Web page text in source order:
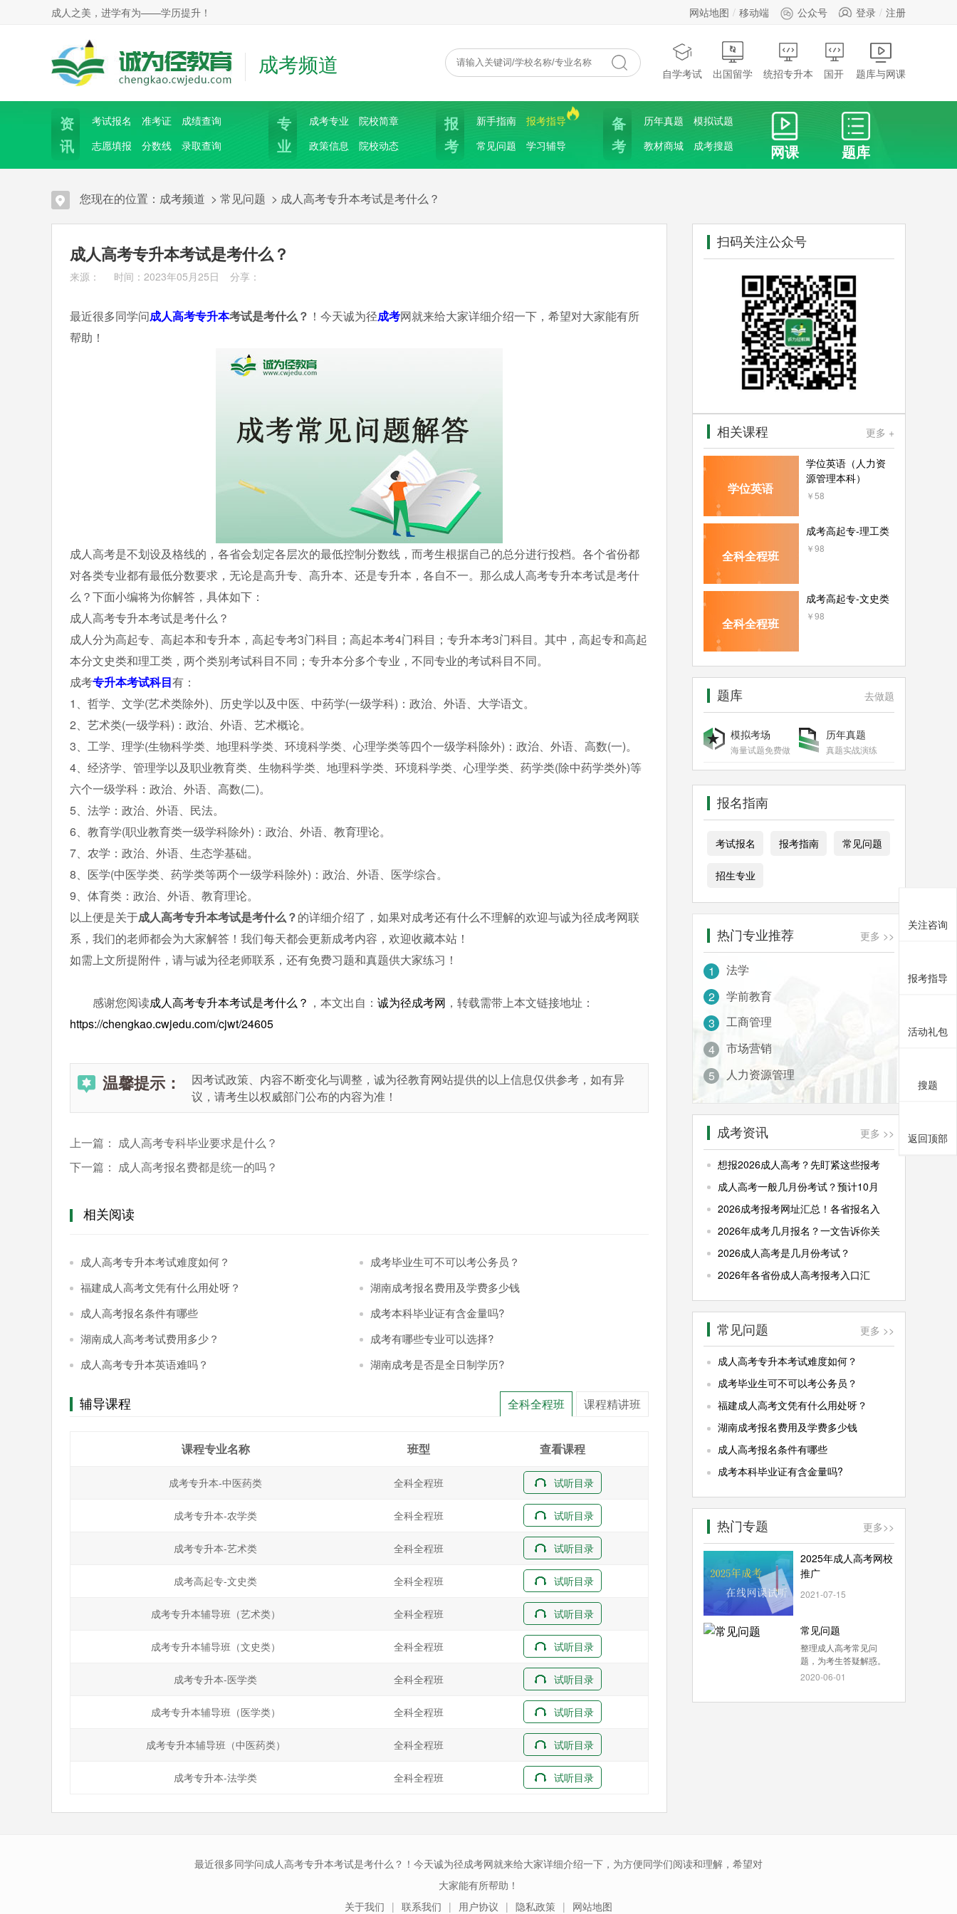
成人之美，进学有为——学历提升！ 网站地图 移动端 公众号 登录 注册
成考频道 自学考试 出国留学 统招专升本 国开 题库与网课
资
讯
考试报名 准考证
成绩查询
志愿填报
分数线 录取查询
专
业
成考专业
院校简章
政策信息
院校动态
报
考
新手指南
报考指导
常见问题
学习辅导
备
考
历年真题
模拟试题
教材商城
成考搜题 网课 题库
您现在的位置： 成考频道 > 常见问题 > 成人高考专升本考试是考什么？
成人高考专升本考试是考什么？
来源： 时间：2023年05月25日 分享：
最近很多同学问成人高考专升本考试是考什么？ ！今天诚为径成考网就来给大家详细介绍一下，希望对大家能有所
帮助！
成人高考是不划设及格线的，各省会划定各层次的最低控制分数线，而考生根据自己的总分进行投档。各个省份都
对各类专业都有最低分数要求，无论是高升专、高升本、还是专升本，各自不一。那么成人高考专升本考试是考什
么？下面小编将为你解答，具体如下：
成人高考专升本考试是考什么？
成人分为高起专、高起本和专升本，高起专考3门科目；高起本考4门科目；专升本考3门科目。其中，高起专和高起
本分文史类和理工类，两个类别考试科目不同；专升本分多个专业，不同专业的考试科目不同。
成考专升本考试科目有：
1、哲学、文学(艺术类除外)、历史学以及中医、中药学(一级学科)：政治、外语、大学语文。
2、艺术类(一级学科)：政治、外语、艺术概论。
3、工学、理学(生物科学类、地理科学类、环境科学类、心理学类等四个一级学科除外)：政治、外语、高数(一)。
4、经济学、管理学以及职业教育类、生物科学类、地理科学类、环境科学类、心理学类、药学类(除中药学类外)等
六个一级学科：政治、外语、高数(二)。
5、法学：政治、外语、民法。
6、教育学(职业教育类一级学科除外)：政治、外语、教育理论。
7、农学：政治、外语、生态学基础。
8、医学(中医学类、药学类等两个一级学科除外)：政治、外语、医学综合。
9、体育类：政治、外语、教育理论。
以上便是关于成人高考专升本考试是考什么？的详细介绍了，如果对成考还有什么不理解的欢迎与诚为径成考网联
系，我们的老师都会为大家解答！我们每天都会更新成考内容，欢迎收藏本站！
如需上文所提附件，请与诚为径老师联系，还有免费习题和真题供大家练习！
感谢您阅读成人高考专升本考试是考什么？ ，本文出自： 诚为径成考网 ，转载需带上本文链接地址：
https://chengkao.cwjedu.com/cjwt/24605
温馨提示：
因考试政策、内容不断变化与调整，诚为径教育网站提供的以上信息仅供参考，如有异
议，请考生以权威部门公布的内容为准！
上一篇： 成人高考专科毕业要求是什么？
下一篇： 成人高考报名费都是统一的吗？
相关阅读
成人高考专升本考试难度如何？
成考毕业生可不可以考公务员？
福建成人高考文凭有什么用处呀？
湖南成考报名费用及学费多少钱
成人高考报名条件有哪些
成考本科毕业证有含金量吗?
湖南成人高考考试费用多少？
成考有哪些专业可以选择?
成人高考专升本英语难吗？
湖南成考是否是全日制学历?
辅导课程 全科全程班 课程精讲班
课程专业名称 班型 查看课程
成考专升本-中医药类 全科全程班 试听目录
成考专升本-农学类 全科全程班 试听目录
成考专升本-艺术类 全科全程班 试听目录
成考高起专-文史类 全科全程班 试听目录
成考专升本辅导班（艺术类） 全科全程班 试听目录
成考专升本辅导班（文史类） 全科全程班 试听目录
成考专升本-医学类 全科全程班 试听目录
成考专升本辅导班（医学类） 全科全程班 试听目录
成考专升本辅导班（中医药类） 全科全程班 试听目录
成考专升本-法学类 全科全程班 试听目录
扫码关注公众号
相关课程 更多 +
学位英语
学位英语（人力资
源管理本科）
￥58
全科全程班
成考高起专-理工类
￥98
全科全程班
成考高起专-文史类
￥98
题库 去做题
模拟考场
海量试题免费做
历年真题
真题实战演练
报名指南
考试报名 报考指南 常见问题
招生专业
热门专业推荐 更多 >>
1
法学
2
学前教育
3
工商管理
4
市场营销
5
人力资源管理
成考资讯 更多 >>
想报2026成人高考？先盯紧这些报考
成人高考一般几月份考试？预计10月
2026成考报考网址汇总！各省报名入
2026年成考几月报名？一文告诉你关
2026成人高考是几月份考试？
2026年各省份成人高考报考入口汇
常见问题 更多 >>
成人高考专升本考试难度如何？
成考毕业生可不可以考公务员？
福建成人高考文凭有什么用处呀？
湖南成考报名费用及学费多少钱
成人高考报名条件有哪些
成考本科毕业证有含金量吗?
热门专题 更多>>
2025年成人高考网校
推广
2021-07-15
常见问题
整理成人高考常见问
题，为考生答疑解惑。
2020-06-01
最近很多同学问成人高考专升本考试是考什么？！今天诚为径成考网就来给大家详细介绍一下，为方便同学们阅读和理解，希望对
大家能有所帮助！
关于我们
联系我们 用户协议 隐私政策 网站地图
关注咨询
报考指导
活动礼包
搜题
返回顶部